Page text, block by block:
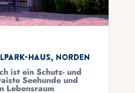
Haus, Norden
ist ein Schutz- und
Seehunde und
Lebensraum